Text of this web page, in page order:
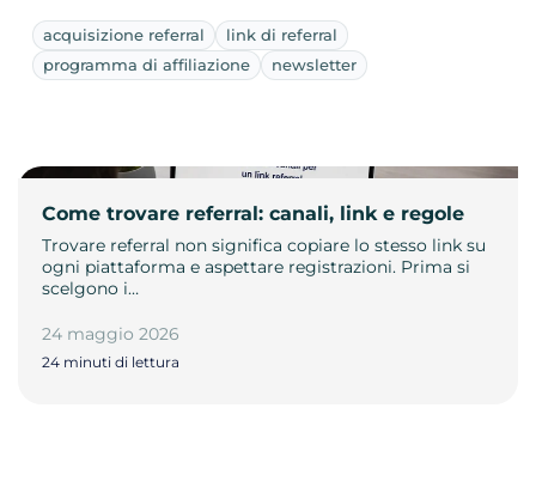
acquisizione referral
link di referral
programma di affiliazione
newsletter
Come trovare referral: canali, link e regole
Trovare referral non significa copiare lo stesso link su
ogni piattaforma e aspettare registrazioni. Prima si
scelgono i…
24 maggio 2026
24 minuti di lettura